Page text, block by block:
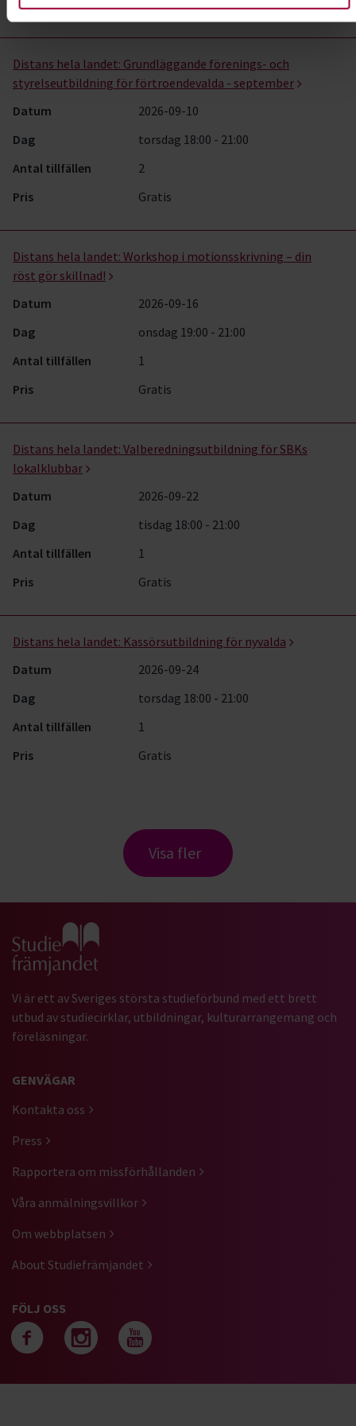
Pris
Gratis
Distans hela landet: Grundläggande förenings- och
styrelseutbildning för förtroendevalda - september
Datum
2026-09-10
Dag
torsdag 18:00 - 21:00
Antal tillfällen
2
Pris
Gratis
Distans hela landet: Workshop i motionsskrivning – din
röst gör skillnad!
Datum
2026-09-16
Dag
onsdag 19:00 - 21:00
Antal tillfällen
1
Pris
Gratis
Distans hela landet: Valberedningsutbildning för SBKs
lokalklubbar
Datum
2026-09-22
Dag
tisdag 18:00 - 21:00
Antal tillfällen
1
Pris
Gratis
Distans hela landet: Kassörsutbildning för nyvalda
Datum
2026-09-24
Dag
torsdag 18:00 - 21:00
Antal tillfällen
1
Pris
Gratis
Visa fler
Gå till studiefrämjandets startsida
Vi är ett av Sveriges största studieförbund med ett brett
utbud av studiecirklar, utbildningar, kulturarrangemang och
föreläsningar.
GENVÄGAR
Kontakta oss
Press
Rapportera om missförhållanden
Våra anmälningsvillkor
Om webbplatsen
About Studiefrämjandet
FÖLJ OSS
Följ oss på facebook
Följ oss på
Följ oss på